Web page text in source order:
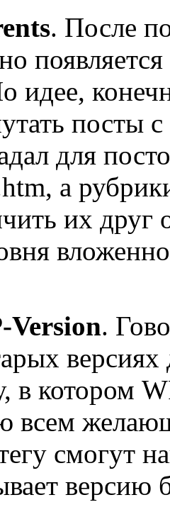
. После
идее,
посты
для
а
их друг
Version.
версиях
в котором
всем
смогут
версию